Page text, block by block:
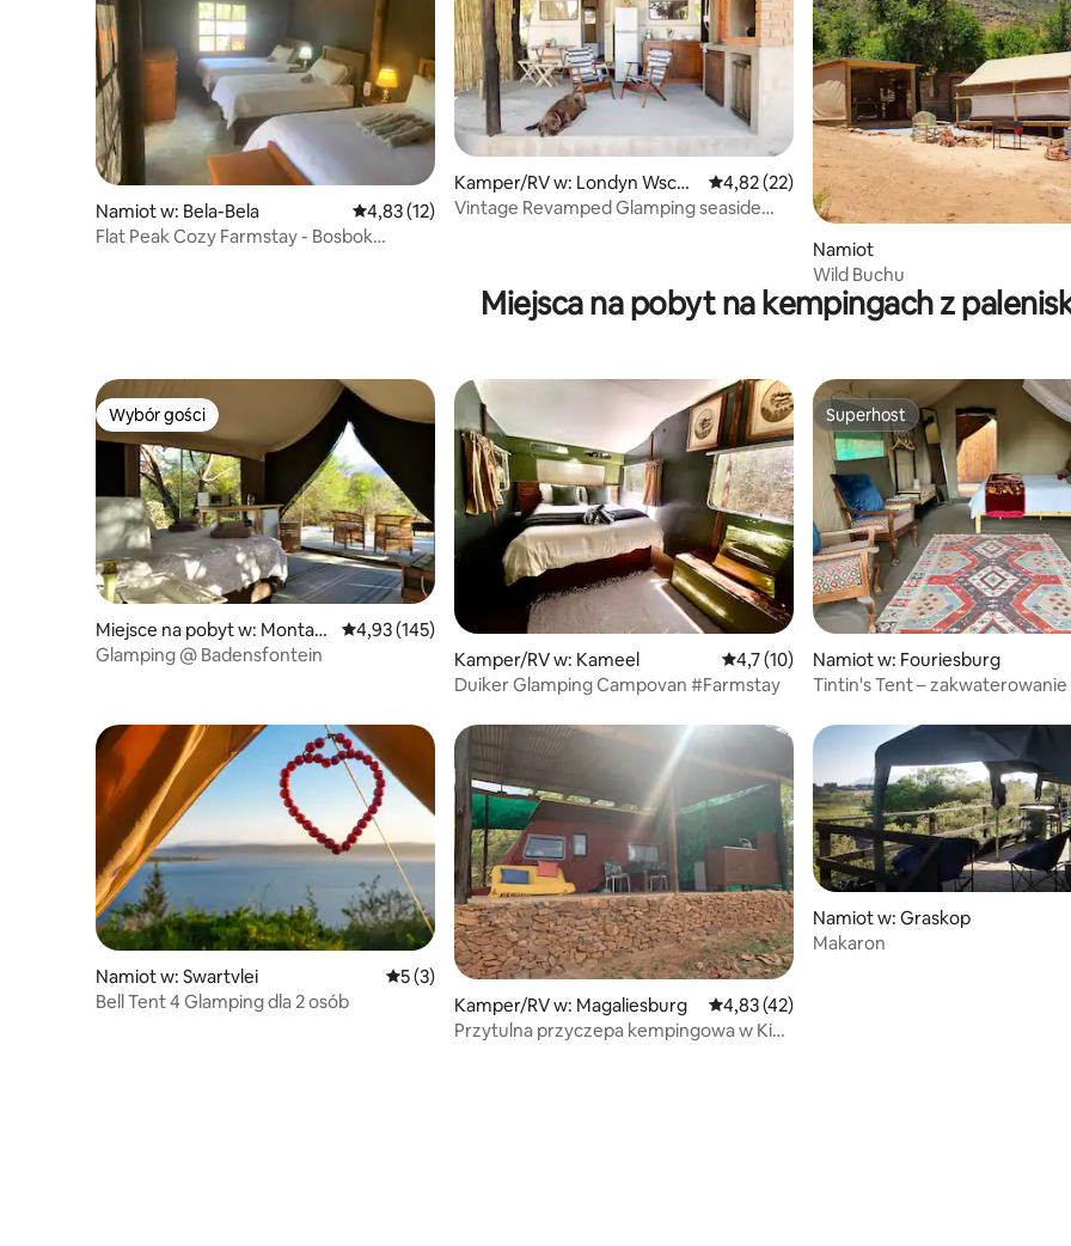
Namiot w: Bela-Bela Średnia ocena: 4,83 na 5, liczba recenzji: 12
4,83 (12)
Flat Peak Cozy Farmstay - Bosbok
Kamper/RV w: Londyn Wscho
dni
Średnia ocena: 4,82 na 5, liczba recenzji: 22
4,82 (22)
Vintage Revamped Glamping seaside
Namiot
Wild Buchu
Miejsca na pobyt na kempingach z
Wybór gości
Wybór gości
Miejsce na pobyt w: Montag
u
Średnia ocena: 4,93 na 5, liczba recenzji: 145
4,93 (145)
Glamping @ Badensfontein
Kamper/RV w: Kameel Średnia ocena: 4,7 na 5, liczba recenzji: 10
4,7 (10)
Duiker Glamping Campovan #Farmstay
Superhost
Superhost
Namiot w: Fouriesburg
Tintin's Tent – zakwaterowanie
Namiot w: Swartvlei Średnia ocena: 5 na 5, liczba recenzji: 3
5 (3)
Bell Tent 4 Glamping dla 2 osób
Kamper/RV w: Magaliesburg Średnia ocena: 4,83 na 5, liczba recenzji: 42
4,83 (42)
Przytulna przyczepa kempingowa w Kiva
Namiot w: Graskop
Makaron